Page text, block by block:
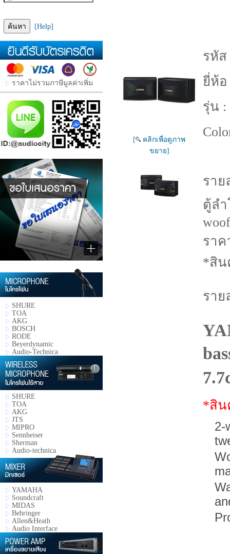
[Help]
ราคาไม่รวมภาษีมูลค่าเพิ่ม
SHURE
TOA
AKG
BOSCH
RODE
Beyerdynamic
Audio-Technica
SHURE
TOA
AKG
JTS
MIPRO
Sennheiser
Sherman
Audio-technica
YAMAHA
Soundcraft
MIDAS
Behringer
Allen&Heath
Audio Interface
[
คลิกเพื่อดูภาพ
ขยาย]
รหัส
ยี่ห้อ
รุ่น :
ราย
ตู้ลำ
ราค
*สิน
ราย
*สิน
2-